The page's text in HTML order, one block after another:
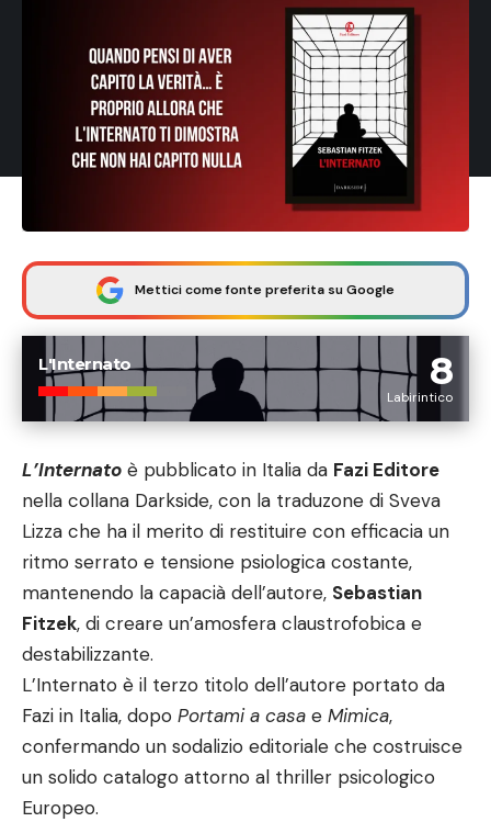
Mettici come fonte preferita su Google
8
Labirintico
L'Internato
L’Internato è pubblicato in Italia da Fazi Editore
nella collana Darkside, con la traduzone di Sveva
Lizza che ha il merito di restituire con efficacia un
ritmo serrato e tensione psiologica costante,
mantenendo la capacià dell’autore, Sebastian
Fitzek, di creare un’amosfera claustrofobica e
destabilizzante.
L’Internato è il terzo titolo dell’autore portato da
Fazi in Italia, dopo Portami a casa e Mimica,
confermando un sodalizio editoriale che costruisce
un solido catalogo attorno al thriller psicologico
Europeo.